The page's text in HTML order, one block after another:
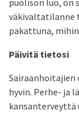
puolison luo, on
väkivaltatilanne
pakattuna,
Päivitä tietosi
Sairaanhoitajien
hyvin. Perhe- ja
kansanterveyttä